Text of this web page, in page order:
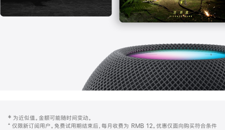
页
注
‡ 为近似值。金额可能随时间变动。
⁺ 仅限新订阅用户。免费试用期结束后，每月收费为 RMB 12。优惠仅面向购买符合条件